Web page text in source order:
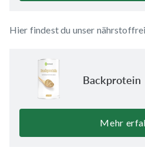
Hier findest du unser
Backprotein
Mehr